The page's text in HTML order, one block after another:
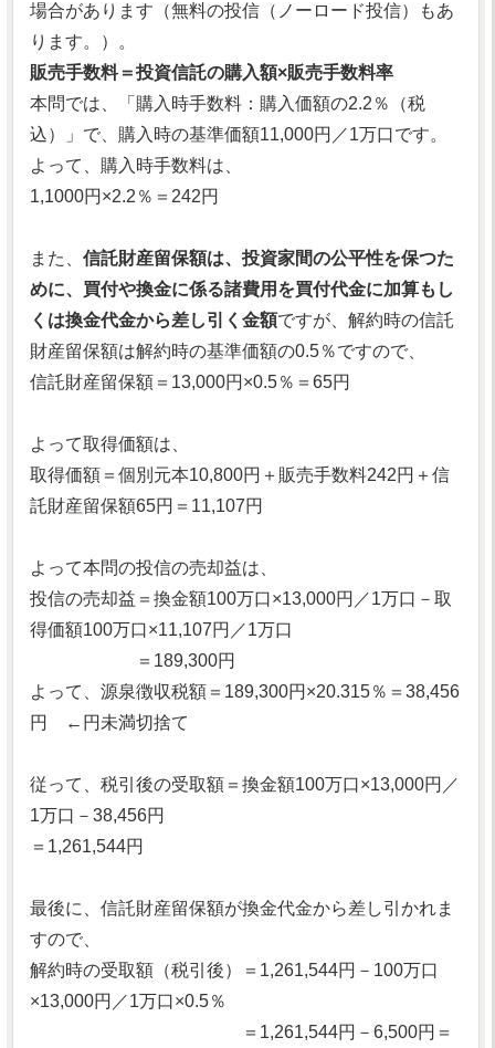
場合があります（無料の投信（ノーロード投信）もあ
ります。）。
販売手数料＝投資信託の購入額×販売手数料率
本問では、「購入時手数料：購入価額の2.2％（税
込）」で、購入時の基準価額11,000円／1万口です。
よって、購入時手数料は、
1,1000円×2.2％＝242円
また、 信託財産留保額は、投資家間の公平性を保つた
めに、買付や換金に係る諸費用を買付代金に加算もし
くは換金代金から差し引く金額ですが、解約時の信託
財産留保額は解約時の基準価額の0.5％ですので、
信託財産留保額＝13,000円×0.5％＝65円
よって取得価額は、
取得価額＝個別元本10,800円＋販売手数料242円＋信
託財産留保額65円＝11,107円
よって本問の投信の売却益は、
投信の売却益＝換金額100万口×13,000円／1万口－取
得価額100万口×11,107円／1万口
＝189,300円
よって、源泉徴収税額＝189,300円×20.315％＝38,456
円 ←円未満切捨て
従って、税引後の受取額＝換金額100万口×13,000円／
1万口－38,456円
＝1,261,544円
最後に、信託財産留保額が換金代金から差し引かれま
すので、
解約時の受取額（税引後）＝1,261,544円－100万口
×13,000円／1万口×0.5％
＝1,261,544円－6,500円＝